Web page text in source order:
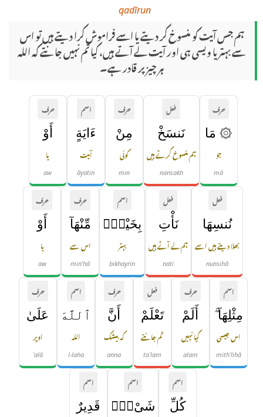
qadīrun
ہم جس آیت کو منسوخ کر دیتے یا اسے فراموش کرا دیتے ہیں تو اس
سے بہتر یا ویسی ہی اور آیت لے آتے ہیں، کیا تم نہیں جانتے کہ الله
ہر چیز پر قادر ہے۔
حرف
۞ مَا
جو
mā
فعل
نَنسَخْ
ہم منسوخ کرتے ہیں
nansakh
حرف
مِنْ
کوئی
min
اسم
ءَايَةٍ
آیت
āyatin
حرف
أَوْ
یا
aw
فعل
نُنسِهَا
بھلا دیتے ہیں اسے
nunsihā
فعل
نَأْتِ
ہم لے آتے ہیں
nati
اسم
بِخَيْرٍۢ
بہتر
bikhayrin
حرف
مِّنْهَآ
اس سے
min'hā
حرف
أَوْ
یا
aw
اسم
مِثْلِهَآ ۗ
اس جیسی
mith'lihā
حرف
أَلَمْ
کیا نہیں
alam
فعل
تَعْلَمْ
تم جانتے
taʿlam
حرف
أَنَّ
کہ بیشک
anna
اسم
ٱللَّهَ
اللہ
l-laha
حرف
عَلَىٰ
اوپر
ʿalā
اسم
كُلِّ
اسم
شَىْءٍۢ
اسم
قَدِيرٌ